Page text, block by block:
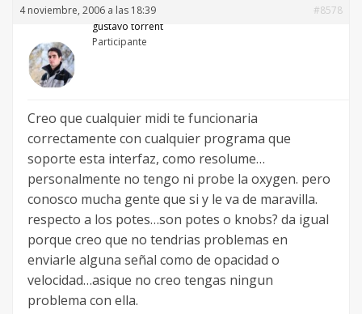
4 noviembre, 2006 a las 18:39
#8578
gustavo torrent
Participante
Creo que cualquier midi te funcionaria
correctamente con cualquier programa que
soporte esta interfaz, como resolume…
personalmente no tengo ni probe la oxygen. pero
conosco mucha gente que si y le va de maravilla.
respecto a los potes…son potes o knobs? da igual
porque creo que no tendrias problemas en
enviarle alguna señal como de opacidad o
velocidad…asique no creo tengas ningun
problema con ella.